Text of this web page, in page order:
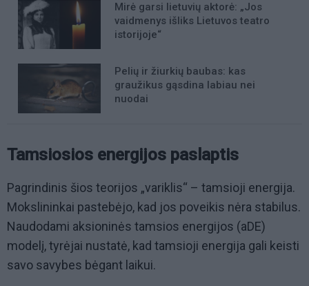
Mirė garsi lietuvių aktorė: „Jos
vaidmenys išliks Lietuvos teatro
istorijoje“
Pelių ir žiurkių baubas: kas
graužikus gąsdina labiau nei
nuodai
Tamsiosios energijos paslaptis
Pagrindinis šios teorijos „variklis“ – tamsioji energija.
Mokslininkai pastebėjo, kad jos poveikis nėra stabilus.
Naudodami aksioninės tamsios energijos (aDE)
modelį, tyrėjai nustatė, kad tamsioji energija gali keisti
savo savybes bėgant laikui.